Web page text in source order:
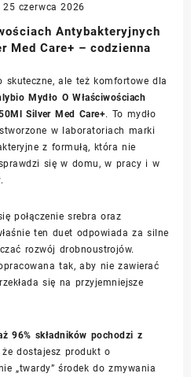
25 czerwca 2026
Antybakteryjnych
Med Care+ – codzienna
ale też komfortowe dla
Mydło O Właściwościach
Silver Med Care+. To mydło
w laboratoriach marki
z formułą, która nie
się w domu, w pracy i w
połączenie srebra oraz
ten duet odpowiada za silne
rozwój drobnoustrojów.
tak, aby nie zawierać
się na przyjemniejsze
96% składników pochodzi z
dostajesz produkt o
„twardy” środek do zmywania